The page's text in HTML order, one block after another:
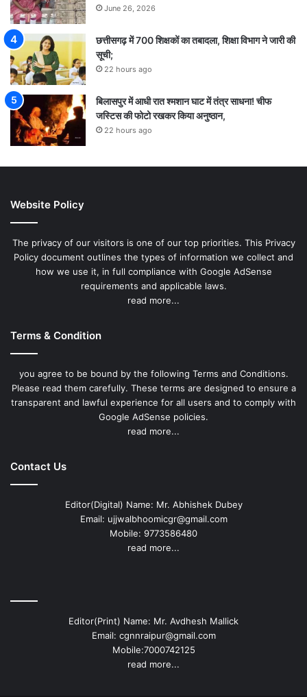
June 26, 2026
छत्तीसगढ़ में 700 शिक्षकों का तबादला, शिक्षा विभाग ने जारी की
सूची;
22 hours ago
बिलासपुर में आधी रात श्मशान घाट में तंत्र साधना! चीफ
जस्टिस की फोटो रखकर किया अनुष्ठान,
22 hours ago
Website Policy
The privacy of our visitors is one of our top priorities. This Privacy
Policy document outlines the types of information we collect and
how we use it, in full compliance with Google AdSense
requirements and applicable laws.
read more...
Terms & Condition
you agree to be bound by the following Terms and Conditions.
Please read them carefully. These terms are designed to ensure a
transparent and lawful experience for all users and to comply with
Google AdSense policies.
read more...
Contact Us
Editor(Digital) Name: Mr. Abhishek Dubey
Email: ujjwalbhoomicgr@gmail.com
Mobile: 9773586480
read more...
Editor(Print) Name: Mr. Avdhesh Mallick
Email: cgnnraipur@gmail.com
Mobile:7000742125
read more...